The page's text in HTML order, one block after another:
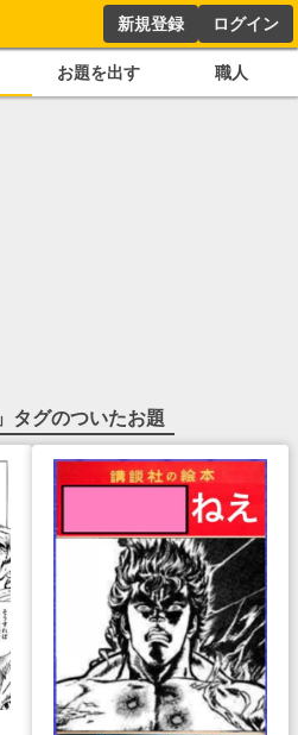
新規登録 ログイン
お題を出す 職人
」タグのついたお題